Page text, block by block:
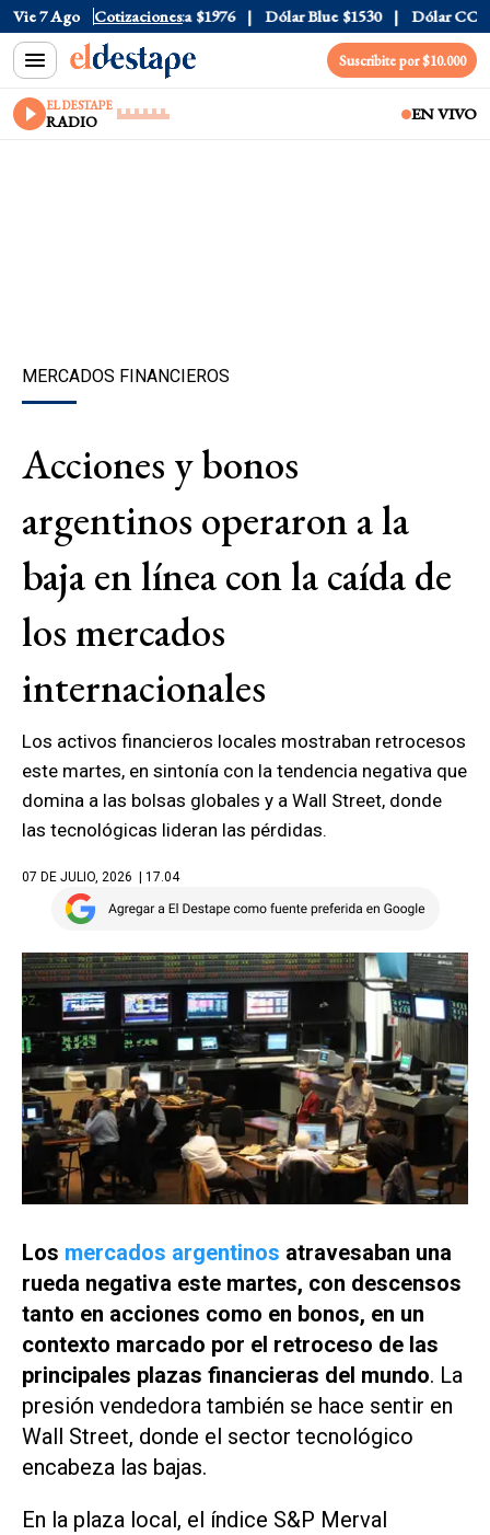
Vie 7 Ago Cotizaciones
$1520 Dólar Tarjeta $1976 Dólar Blue $1530 Dólar CCL
Suscribite por $10.000
EL DESTAPE
RADIO EN VIVO
MERCADOS FINANCIEROS
Acciones y bonos
argentinos operaron a la
baja en línea con la caída de
los mercados
internacionales
Los activos financieros locales mostraban retrocesos
este martes, en sintonía con la tendencia negativa que
domina a las bolsas globales y a Wall Street, donde
las tecnológicas lideran las pérdidas.
07 DE JULIO, 2026 | 17.04
Los mercados argentinos atravesaban una
rueda negativa este martes, con descensos
tanto en acciones como en bonos, en un
contexto marcado por el retroceso de las
principales plazas financieras del mundo. La
presión vendedora también se hace sentir en
Wall Street, donde el sector tecnológico
encabeza las bajas.
En la plaza local, el índice S&P Merval